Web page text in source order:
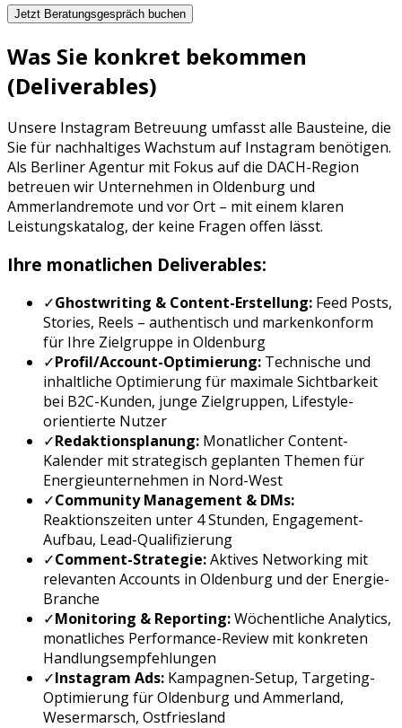
Jetzt Beratungsgespräch buchen
Was Sie konkret bekommen
(Deliverables)
Unsere Instagram Betreuung umfasst alle Bausteine, die
Sie für nachhaltiges Wachstum auf Instagram benötigen.
Als Berliner Agentur mit Fokus auf die DACH-Region
betreuen wir Unternehmen in Oldenburg und
Ammerlandremote und vor Ort – mit einem klaren
Leistungskatalog, der keine Fragen offen lässt.
Ihre monatlichen Deliverables:
✓Ghostwriting & Content-Erstellung: Feed Posts,
Stories, Reels – authentisch und markenkonform
für Ihre Zielgruppe in Oldenburg
✓Profil/Account-Optimierung: Technische und
inhaltliche Optimierung für maximale Sichtbarkeit
bei B2C-Kunden, junge Zielgruppen, Lifestyle-
orientierte Nutzer
✓Redaktionsplanung: Monatlicher Content-
Kalender mit strategisch geplanten Themen für
Energieunternehmen in Nord-West
✓Community Management & DMs:
Reaktionszeiten unter 4 Stunden, Engagement-
Aufbau, Lead-Qualifizierung
✓Comment-Strategie:Aktives Networking mit
relevanten Accounts in Oldenburg und der Energie-
Branche
✓Monitoring & Reporting:Wöchentliche Analytics,
monatliches Performance-Review mit konkreten
Handlungsempfehlungen
✓Instagram Ads: Kampagnen-Setup, Targeting-
Optimierung fürOldenburg und Ammerland,
Wesermarsch, Ostfriesland